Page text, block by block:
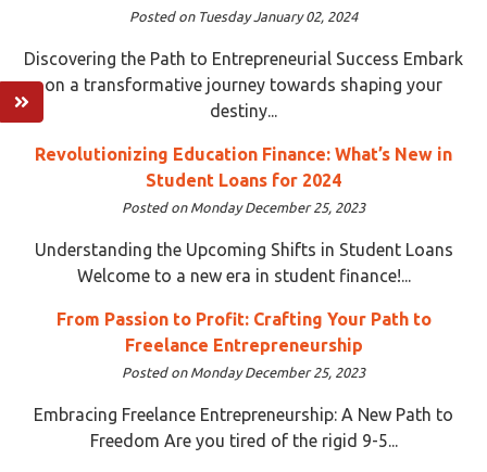
Posted on Tuesday January 02, 2024
Discovering the Path to Entrepreneurial Success Embark
on a transformative journey towards shaping your
destiny...
Revolutionizing Education Finance: What’s New in
Student Loans for 2024
Posted on Monday December 25, 2023
Understanding the Upcoming Shifts in Student Loans
Welcome to a new era in student finance!...
From Passion to Profit: Crafting Your Path to
Freelance Entrepreneurship
Posted on Monday December 25, 2023
Embracing Freelance Entrepreneurship: A New Path to
Freedom Are you tired of the rigid 9-5...